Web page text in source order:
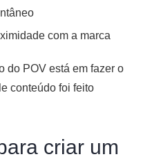
com a marca
do POV está em fazer o
conteúdo foi feito
criar um